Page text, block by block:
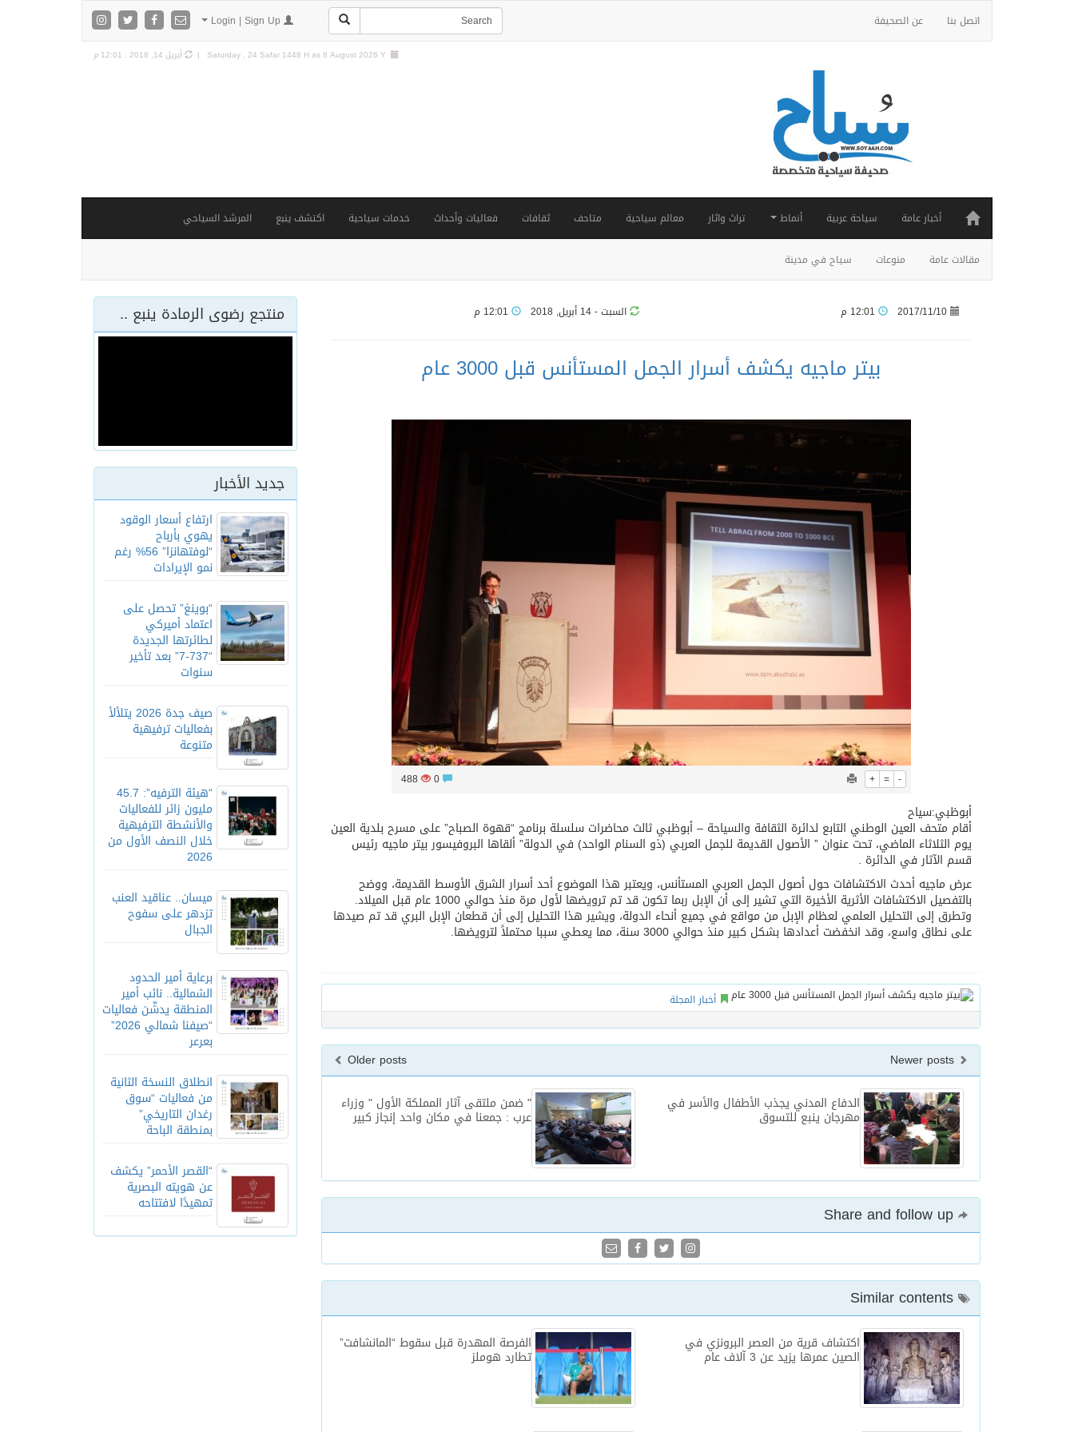
اتصل بنا عن الصحيفة
Saturday , 24 Safar 1448 H as8 August 2026 Y | أبريل 14, 2018 , 12:01 م
أخبار عامة سياحة عربية أنماط تراث واثار معالم سياحية متاحف ثقافات فعاليات وأحداث خدمات سياحية اكتشف ينبع المرشد السياحي
مقالات عامة منوعات سياح في مدينة
منتجع رضوى الرمادة ينبع ..
جديد الأخبار
ارتفاع أسعار الوقود
يهوي بأرباح
“لوفتهانزا” 56% رغم
نمو الإيرادات
“بوينغ” تحصل على
اعتماد أميركي
لطائرتها الجديدة
“737-7” بعد تأخير
سنوات
صيف جدة 2026 يتلألأ
بفعاليات ترفيهية
متنوعة
“هيئة الترفيه”: 45.7
مليون زائر للفعاليات
والأنشطة الترفيهية
خلال النصف الأول من
2026
ميسان.. عناقيد العنب
تزدهر على سفوح
الجبال
برعاية أمير الحدود
الشمالية.. نائب أمير
المنطقة يدشّن فعاليات
“صيفنا شمالي 2026”
بعرعر
انطلاق النسخة الثانية
من فعاليات “سوق
رغدان التاريخي”
بمنطقة الباحة
“القصر الأحمر” يكشف
عن هويته البصرية
تمهيدًا لافتتاحه
2017/11/10 السبت - 14 أبريل, 2018
بيتر ماجيه يكشف أسرار الجمل المستأنس قبل 3000 عام
+ = -
0
488
أبوظبي:سياح
أقام متحف العين الوطني التابع لدائرة الثقافة والسياحة – أبوظبي ثالث محاضرات سلسلة برنامج “قهوة الصباح” على مسرح بلدية العين
يوم الثلاثاء الماضي، تحت عنوان ” الأصول القديمة للجمل العربي (ذو السنام الواحد) في الدولة” ألقاها البروفيسور بيتر ماجيه رئيس
قسم الآثار في الدائرة .
عرض ماجيه أحدث الاكتشافات حول أصول الجمل العربي المستأنس، ويعتبر هذا الموضوع أحد أسرار الشرق الأوسط القديمة، ووضح
بالتفصيل الاكتشافات الأثرية الأخيرة التي تشير إلى أن الإبل ربما تكون قد تم ترويضها لأول مرة منذ حوالي 1000 عام قبل الميلاد.
وتطرق إلى التحليل العلمي لعظام الإبل من مواقع في جميع أنحاء الدولة، ويشير هذا التحليل إلى أن قطعان الإبل البري قد تم صيدها
على نطاق واسع، وقد انخفضت أعدادها بشكل كبير منذ حوالي 3000 سنة، مما يعطي سببا محتملاً لترويضها.
أخبار المجلة
Older posts
" ضمن ملتقى آثار المملكة الأول " وزراء
عرب : جمعنا في مكان واحد إنجاز كبير
الدفاع المدني يجذب الأطفال والأسر في
مهرجان ينبع للتسوق
الفرصة المهدرة قبل سقوط “المانشافت”
تطارد هوملز
اكتشاف قرية من العصر البرونزي في
الصين عمرها يزيد عن 3 آلاف عام